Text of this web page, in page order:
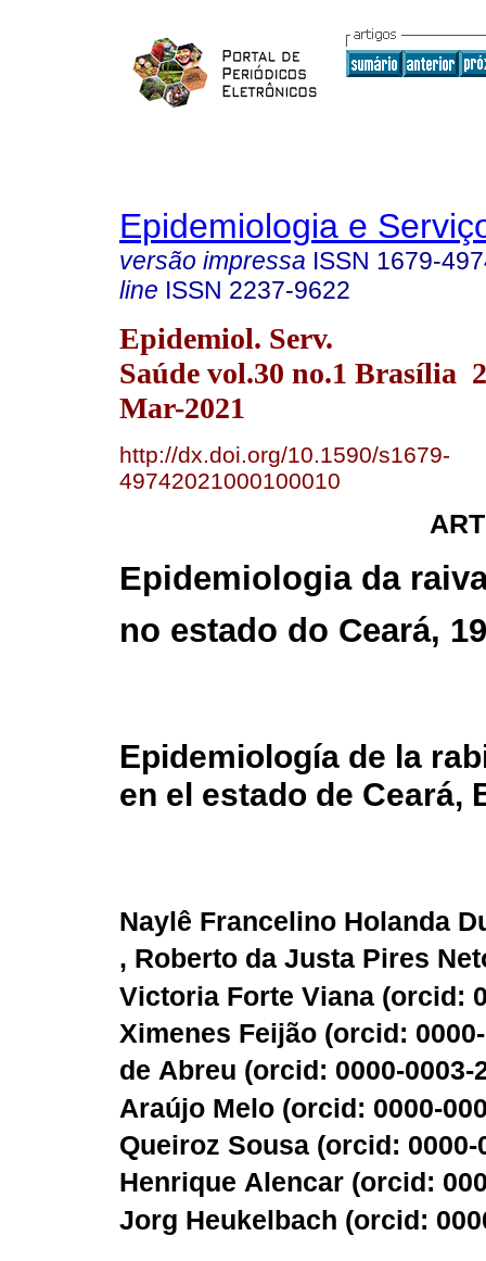
Epidemiologia e
versão impressa ISSN 1679-
line ISSN 2237-9622
Epidemiol. Serv.
Saúde vol.30 no.1 Brasília
Mar-2021
http://dx.doi.org/10.1590/s1679-
49742021000100010
Epidemiologia da
no estado do Ceará,
Epidemiología de la
en el estado de Ceará,
Naylê Francelino Holanda
, Roberto da Justa Pires
Victoria Forte Viana (orcid:
Ximenes Feijão (orcid:
de Abreu (orcid: 0000-0003-
Araújo Melo (orcid: 0000-
Queiroz Sousa (orcid: 0000-
Henrique Alencar (orcid:
Jorg Heukelbach (orcid: